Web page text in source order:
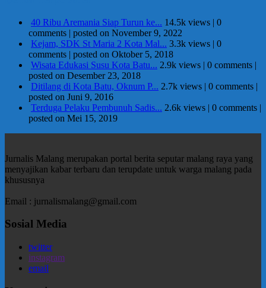
40 Ribu Aremania Siap Turun ke... 14.5k views | 0
comments | posted on November 9, 2022
Kejam, SDK St Maria 2 Kota Mal... 3.3k views | 0
comments | posted on Oktober 5, 2018
Wisata Edukasi Susu Kota Batu... 2.9k views | 0 comments |
posted on Desember 23, 2018
Ditilang di Kota Batu, Oknum P... 2.7k views | 0 comments |
posted on Juni 9, 2016
Terduga Pelaku Pembunuh Sadis... 2.6k views | 0 comments |
posted on Mei 15, 2019
Jurnalis Malang merupakan portal berita seputar malang raya yang
menyajikan kabar terbaru dan terupdate untuk warga malang pada
khususnya
Email : jurnalismalang@gmail.com
Sosial Media
twitter
instagram
email